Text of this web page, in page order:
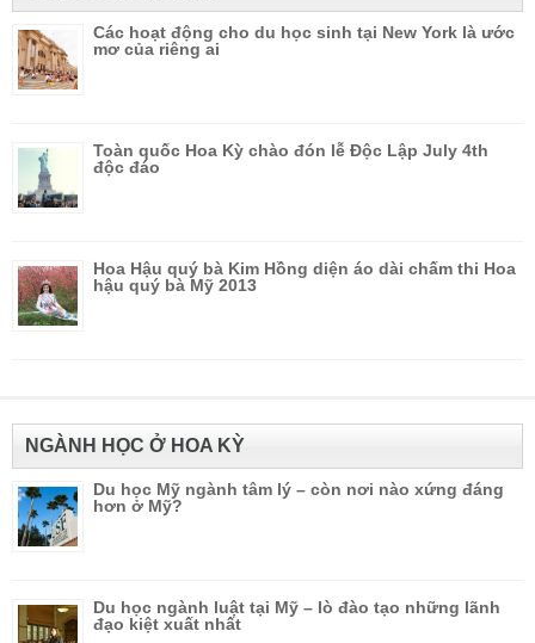
Các hoạt động cho du học sinh tại New York là ước
mơ của riêng ai
Toàn quốc Hoa Kỳ chào đón lễ Độc Lập July 4th
độc đáo
Hoa Hậu quý bà Kim Hồng diện áo dài chấm thi Hoa
hậu quý bà Mỹ 2013
NGÀNH HỌC Ở HOA KỲ
Du học Mỹ ngành tâm lý – còn nơi nào xứng đáng
hơn ở Mỹ?
Du học ngành luật tại Mỹ – lò đào tạo những lãnh
đạo kiệt xuất nhất